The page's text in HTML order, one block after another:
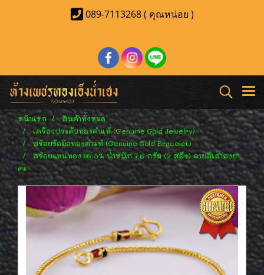
089-7113268 ( คุณหน่อย )
หน้าแรก
สินค้าทั้งหมด
เครื่องประดับทองคำแท้ (Genuine Gold Jewelry)
สร้อยข้อมือทองคำแท้ (Genuine Gold Bracelet)
สร้อยแขนทอง 96.5% น้ำหนัก 7.6 กรัม (2 สลึง) ลายสี่เสาลงยา
ค่ะ